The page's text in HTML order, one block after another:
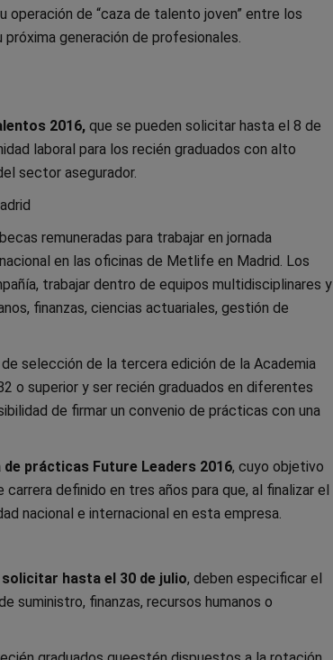
operación de “caza de talento joven” entre los
generación de profesionales.
2016, que se pueden solicitar hasta el 8 de
laboral para los recién graduados con alto
sector asegurador.
remuneradas para trabajar en jornada
en las oficinas de Metlife en Madrid. Los
trabajar dentro de equipos multidisciplinares y
finanzas, ciencias actuariales, gestión de
selección de la tercera edición de la Academia
o superior y ser recién graduados en diferentes
de firmar un convenio de prácticas con una
prácticas Future Leaders 2016, cuyo objetivo
definido en tres años para que, al finalizar el
nacional e internacional en esta empresa.
solicitar hasta el 30 de julio, deben especificar el
suministro, finanzas, recursos humanos o